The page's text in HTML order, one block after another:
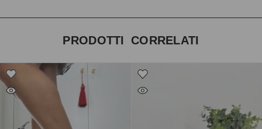
PRODOTTI CORRELATI